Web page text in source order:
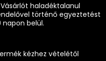
haladéktalanul
történő egyeztetést
belül.
kézhez vételétől